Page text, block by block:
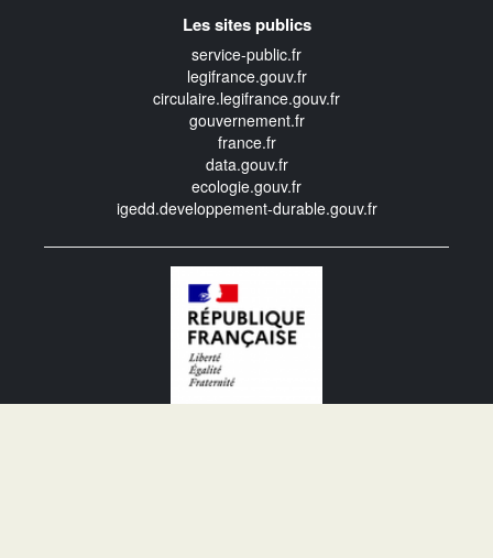
Les sites publics
service-public.fr
legifrance.gouv.fr
circulaire.legifrance.gouv.fr
gouvernement.fr
france.fr
data.gouv.fr
ecologie.gouv.fr
igedd.developpement-durable.gouv.fr